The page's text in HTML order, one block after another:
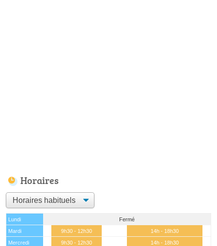
Horaires
Lundi
Fermé
Mardi
9h30 - 12h30
14h - 18h30
Mercredi
9h30 - 12h30
14h - 18h30